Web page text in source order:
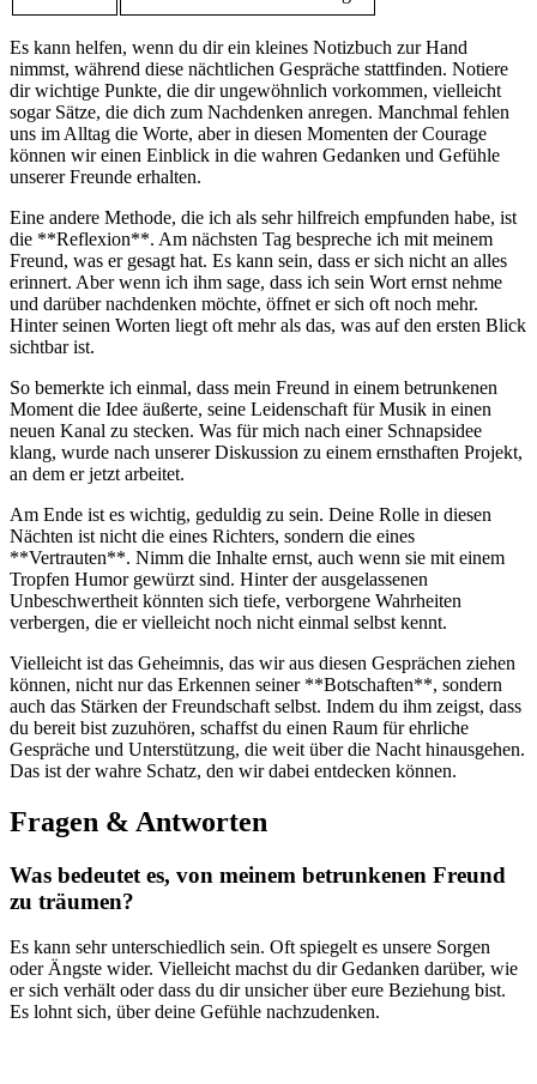
Es kann ‌helfen, ⁣wenn du ⁣dir ein kleines⁤ Notizbuch zur Hand
nimmst, während diese⁣ nächtlichen Gespräche stattfinden. Notiere
⁤dir ‍wichtige Punkte, die dir ungewöhnlich vorkommen, vielleicht
sogar Sätze, die dich zum⁤ Nachdenken anregen.⁢ Manchmal fehlen
‌uns im Alltag die ⁤Worte, ‌aber in ‍diesen ⁣Momenten der Courage
können wir​ einen Einblick in​ die wahren Gedanken und Gefühle⁣
unserer ​Freunde‌ erhalten.
Eine andere Methode, die ich als sehr hilfreich ⁢empfunden habe, ⁣ist
‍die **Reflexion**.‌ Am nächsten Tag bespreche ich mit ​meinem
Freund, was ⁣er gesagt hat. Es⁤ kann sein, dass⁢ er⁤ sich nicht an⁢ alles
erinnert.⁤ Aber wenn ich ‌ihm sage, ⁢dass ich sein Wort ernst⁤ nehme⁢
und⁣ darüber nachdenken ​möchte,‍ öffnet er sich ⁢oft ⁣noch mehr.
⁤Hinter seinen Worten liegt oft mehr als das,‍ was⁣ auf ⁣den ersten‌ Blick
sichtbar ist.
So bemerkte ich einmal, dass mein Freund ​in einem betrunkenen⁢
Moment die Idee äußerte, seine ​Leidenschaft für Musik in ‌einen
neuen Kanal⁣ zu stecken. Was für ​mich nach einer Schnapsidee⁢
klang, wurde nach unserer Diskussion‍ zu einem ernsthaften⁢ Projekt,
an ⁣dem er ⁤jetzt arbeitet.
Am Ende​ ist⁣ es wichtig, ‍geduldig ⁣zu sein. Deine Rolle in ⁤diesen⁢
Nächten ⁤ist nicht die‍ eines‌ Richters, sondern⁣ die⁣ eines
**Vertrauten**. Nimm die Inhalte ernst, auch wenn sie mit einem
Tropfen⁤ Humor ‍gewürzt sind. Hinter⁤ der ausgelassenen
Unbeschwertheit könnten⁣ sich tiefe, ⁣verborgene Wahrheiten⁤
verbergen, die er⁤ vielleicht noch nicht einmal selbst kennt.
Vielleicht ist das Geheimnis, das ⁤wir aus diesen ⁤Gesprächen ⁤ziehen⁣
können, nicht nur ‍das Erkennen seiner **Botschaften**,⁣ sondern
‌auch das Stärken der Freundschaft selbst. ‌Indem du ihm zeigst, dass
du ⁤bereit⁢ bist zuzuhören, schaffst ⁤du einen‌ Raum ⁢für ​ehrliche
Gespräche und ⁣Unterstützung,⁢ die weit über die Nacht ⁤hinausgehen.
Das‌ ist der wahre Schatz, den wir dabei entdecken können.
Fragen ‌& Antworten
Was ⁢bedeutet es, von ⁤meinem betrunkenen Freund
zu träumen?
Es⁤ kann sehr ⁢unterschiedlich sein. Oft spiegelt⁣ es ⁤unsere Sorgen
oder Ängste wider. Vielleicht machst du ⁤dir ⁣Gedanken darüber,⁢ wie
er sich verhält oder ⁤dass du dir unsicher über eure‌ Beziehung bist.
Es lohnt sich, über​ deine⁣ Gefühle nachzudenken.